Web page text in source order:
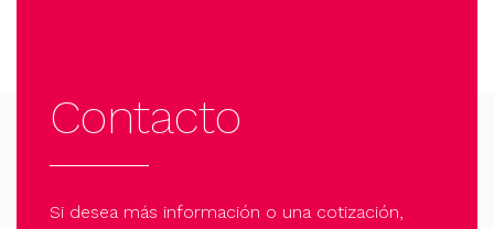
Contacto
Si desea más información o una cotización,